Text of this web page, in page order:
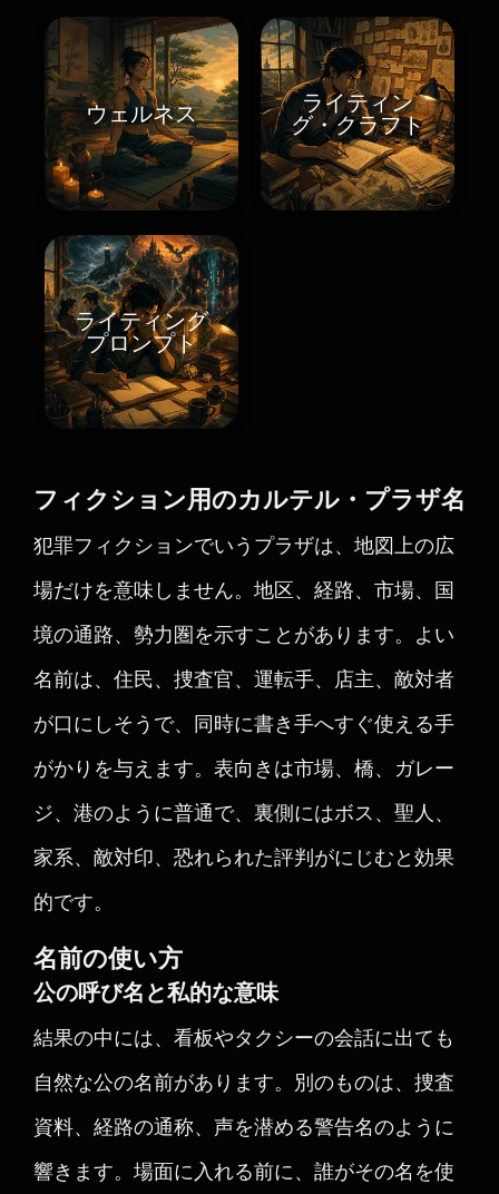
ウェルネス
ライティン
グ・クラフト
ライティング
プロンプト
フィクション用のカルテル・プラザ名
犯罪フィクションでいうプラザは、地図上の広
場だけを意味しません。地区、経路、市場、国
境の通路、勢力圏を示すことがあります。よい
名前は、住民、捜査官、運転手、店主、敵対者
が口にしそうで、同時に書き手へすぐ使える手
がかりを与えます。表向きは市場、橋、ガレー
ジ、港のように普通で、裏側にはボス、聖人、
家系、敵対印、恐れられた評判がにじむと効果
的です。
名前の使い方
公の呼び名と私的な意味
結果の中には、看板やタクシーの会話に出ても
自然な公の名前があります。別のものは、捜査
資料、経路の通称、声を潜める警告名のように
響きます。場面に入れる前に、誰がその名を使